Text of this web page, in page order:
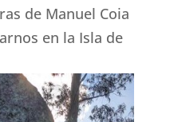
de Manuel Coia
en la Isla de